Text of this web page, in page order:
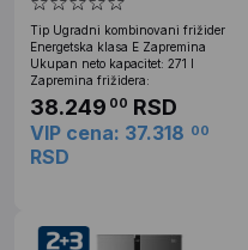
Tip Ugradni kombinovani frižider
Energetska klasa E Zapremina
Ukupan neto kapacitet: 271 l
Zapremina frižidera:
38.249 00 RSD
VIP cena: 37.318 00
RSD